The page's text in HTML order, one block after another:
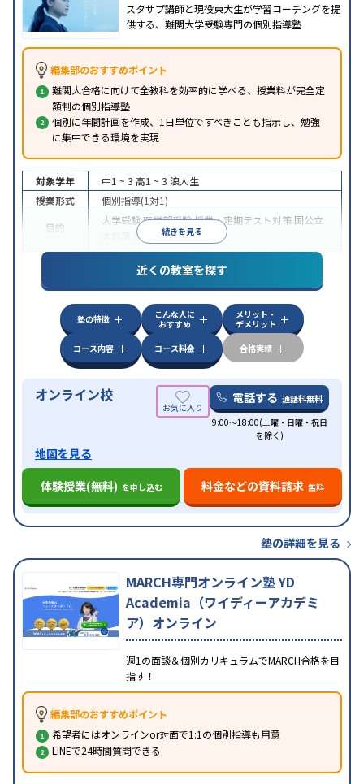
スタサプ講師と現役東大生が学習コーチングを提
供する、難関大学受験専門の個別指導塾
編集部のおすすめポイント
難関大合格に向けて全教科を効率的に学べる、授業料が完全定
額制の個別指導塾
個別に年間計画を作成、1日単位ですべきことも指示し、勉強
に集中できる環境を実現
続きを見る
対象学年 中1 ~ 3 高1 ~ 3 浪人生
授業形式
個別指導(1対1)
目的
大学受験医学部受験授業・定期テスト対策 国公立
英検(英語検定)対策
中高一貫校生に対応授業の振替可能オンライン対
自習室あり
近くの教室を探す
塾の特徴
こんな人に
おすすめ
メリット・
デメリット
コース内容
コース料金 合格実績
オンライン校 電話する 通話料無料
9:00～18:00(土曜・日曜・祝日
を除く)
地図を見る
体験授業(無料) を申し込む 料金などの資料請求 無料
塾の詳細を見る
MARCH専門オンライン塾 YD
Academia（ワイディーアカデミ
ア）オンライン
週1の面談＆個別カリキュラムでMARCH合格を目
指す！
編集部のおすすめポイント
希望者にはオンラインor対面で1:1の個別指導も用意
LINEで24時間質問できる